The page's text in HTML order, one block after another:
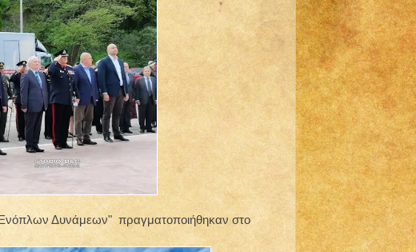
Δυνάμεων" πραγματοποιήθηκαν στο